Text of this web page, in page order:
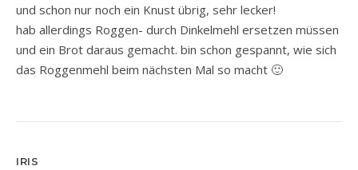
und schon nur noch ein Knust übrig, sehr lecker!
hab allerdings Roggen- durch Dinkelmehl ersetzen müssen
und ein Brot daraus gemacht. bin schon gespannt, wie sich
das Roggenmehl beim nächsten Mal so macht 🙂
IRIS